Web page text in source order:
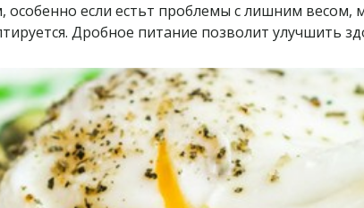
особенно если естьт проблемы с лишним
Дробное питание позволит улучшить